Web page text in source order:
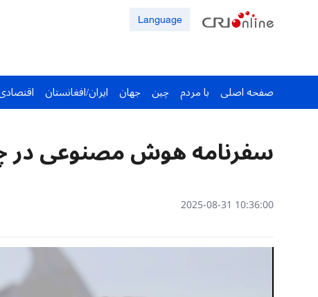
Language
صفحه اصلی با مردم چین جهان ایران/افغانستان
سفرنامه هوش مصنوعی در
10:36:00 2025-08-31